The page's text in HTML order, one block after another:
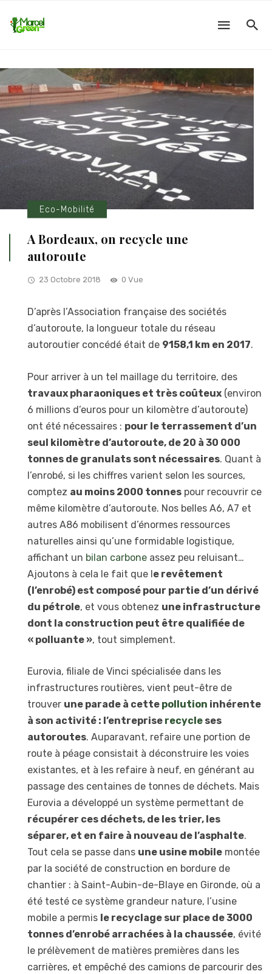
Eco-Mobilité
A Bordeaux, on recycle une
autoroute
23 Octobre 2018 0 Vue
D’après l’Association française des sociétés
d’autoroute, la longueur totale du réseau
autoroutier concédé était de 9158,1 km en 2017.
Pour arriver à un tel maillage du territoire, des
travaux pharaoniques et très coûteux (environ
6 millions d’euros pour un kilomètre d’autoroute)
ont été nécessaires : pour le terrassement d’un
seul kilomètre d’autoroute, de 20 à 30 000
tonnes de granulats sont nécessaires. Quant à
l’enrobé, si les chiffres varient selon les sources,
comptez au moins 2000 tonnes pour recouvrir ce
même kilomètre d’autoroute. Nos belles A6, A7 et
autres A86 mobilisent d’énormes ressources
naturelles ainsi qu’une formidable logistique,
affichant un bilan carbone assez peu reluisant…
Ajoutons à cela le fait que le revêtement
(l’enrobé) est composé pour partie d’un dérivé
du pétrole, et vous obtenez une infrastructure
dont la construction peut être qualifiée de
« polluante », tout simplement.
Eurovia, filiale de Vinci spécialisée dans les
infrastructures routières, vient peut-être de
trouver une parade à cette pollution inhérente
à son activité : l’entreprise recycle ses
autoroutes. Auparavant, refaire une portion de
route à péage consistait à déconstruire les voies
existantes, et à les refaire à neuf, en générant au
passage des centaines de tonnes de déchets. Mais
Eurovia a développé un système permettant de
récupérer ces déchets, de les trier, les
séparer, et en faire à nouveau de l’asphalte.
Tout cela se passe dans une usine mobile montée
par la société de construction en bordure de
chantier : à Saint-Aubin-de-Blaye en Gironde, où a
été testé ce système grandeur nature, l’usine
mobile a permis le recyclage sur place de 3000
tonnes d’enrobé arrachées à la chaussée, évité
le prélèvement de matières premières dans les
carrières, et empêché des camions de parcourir des